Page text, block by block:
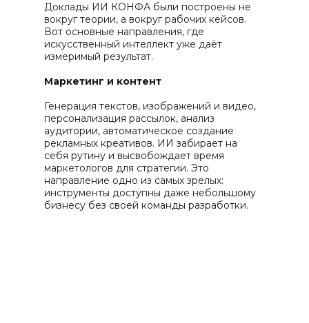
Доклады ИИ КОНФА были построены не
вокруг теории, а вокруг рабочих кейсов.
Вот основные направления, где
искусственный интеллект уже даёт
измеримый результат.
Маркетинг и контент
Генерация текстов, изображений и видео,
персонализация рассылок, анализ
аудитории, автоматическое создание
рекламных креативов. ИИ забирает на
себя рутину и высвобождает время
маркетологов для стратегии. Это
направление одно из самых зрелых:
инструменты доступны даже небольшому
бизнесу без своей команды разработки.